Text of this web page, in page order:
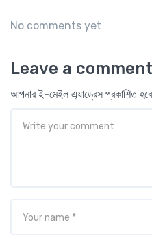
No comments yet
Leave a comment
আপনার ই-মেইল এ্যাড্রেস প্রকাশিত